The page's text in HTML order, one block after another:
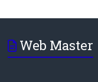
Web Master